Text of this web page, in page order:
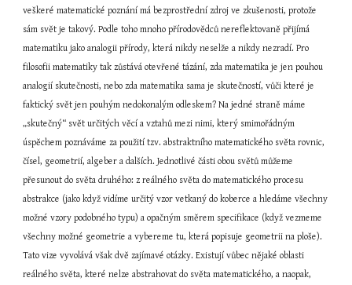
veškeré matematické poznání má bezprostřední zdroj ve zkušenosti, protože
sám svět je takový. Podle toho mnoho přírodovědců nereflektovaně přijímá
matematiku jako analogii přírody, která nikdy neselže a nikdy nezradí. Pro
filosofii matematiky tak zůstává otevřené tázání, zda matematika je jen pouhou
analogií skutečnosti, nebo zda matematika sama je skutečností, vůči které je
faktický svět jen pouhým nedokonalým odleskem? Na jedné straně máme
„skutečný“ svět určitých věcí a vztahů mezi nimi, který smimořádným
úspěchem poznáváme za použití tzv. abstraktního matematického světa rovnic,
čísel, geometrií, algeber a dalších. Jednotlivé části obou světů můžeme
přesunout do světa druhého: z reálného světa do matematického procesu
abstrakce (jako když vidíme určitý vzor vetkaný do koberce a hledáme všechny
možné vzory podobného typu) a opačným směrem specifikace (když vezmeme
všechny možné geometrie a vybereme tu, která popisuje geometrii na ploše).
Tato vize vyvolává však dvě zajímavé otázky. Existují vůbec nějaké oblasti
reálného světa, které nelze abstrahovat do světa matematického, a naopak,